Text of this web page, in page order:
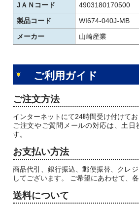
JＡＮコード
4903180170500
製品コード
WI674-040J-MB
メーカー
山崎産業
ご利用ガイド
ご注文方法
インターネットにて24時間受け付けてお
ご注文やご質問メールの対応は、土日
す。
お支払い方法
商品代引、銀行振込、郵便振替、クレ
してございます。 ご希望にあわせて、
送料について